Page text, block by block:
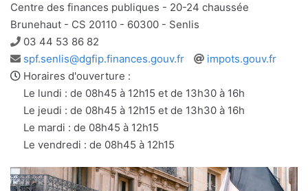
Centre des finances publiques - 20-24 chaussée
Brunehaut - CS 20110 - 60300 - Senlis
Téléphone
03 44 53 86 82
Adresse
e-
mail
spf.senlis@dgfip.finances.gouv.fr
Site
impots.gouv.fr
Horaires d'ouverture :
Le lundi : de 08h45 à 12h15 et de 13h30 à 16h
Le jeudi : de 08h45 à 12h15 et de 13h30 à 16h
Le mardi : de 08h45 à 12h15
Le vendredi : de 08h45 à 12h15